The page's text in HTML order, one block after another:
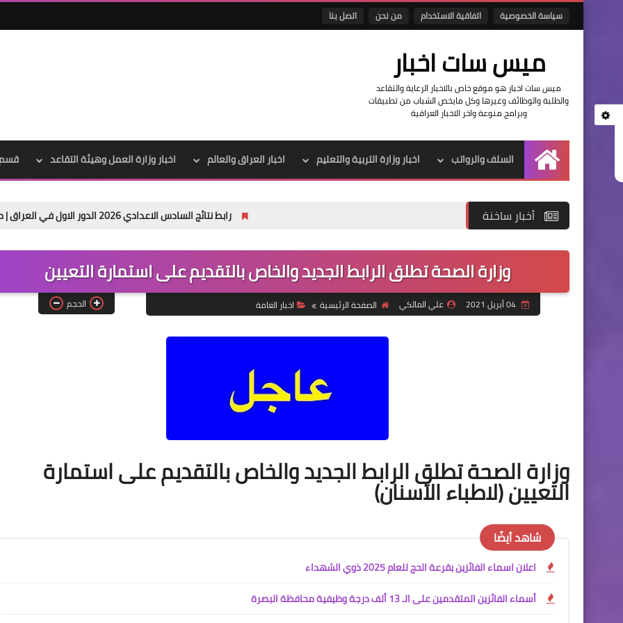
سياسة الخصوصية اتفاقية الاستخدام من نحن اتصل بنا
ميس سات اخبار
ميس سات اخبار هو موقع خاص بالاخبار الرعاية والتقاعد
والطلبة والوظائف وغيرها وكل مايخص الشباب من تطبيقات
وبرامج منوعة واخر الاخبار العراقية
الرئيسية
السلف والرواتب اخبار وزارة التربية والتعليم اخبار العراق والعالم اخبار وزارة العمل وهيئة التقاعد قسم
أخبار ساخنة رابط نتائج السادس الاعدادي 2026 الدور الاول في العراق | موقع نتائجنا
وزارة الصحة تطلق الرابط الجديد والخاص بالتقديم على استمارة التعيين
علي المالكي الصفحة الرئيسية اخبار العامة الحجم
وزارة الصحة تطلق الرابط الجديد والخاص بالتقديم على استمارة
التعيين (لاطباء الأسنان)
شاهد أيضًا
اعلان اسماء الفائزين بقرعة الحج للعام 2025 ذوي الشهداء
أسماء الفائزين المتقدمين على الـ 13 ألف درجة وظيفية محافظة البصرة
علي المالكي